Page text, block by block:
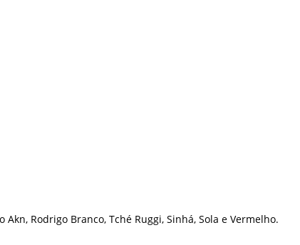
Rodrigo Branco, Tché Ruggi, Sinhá, Sola e Vermelho.